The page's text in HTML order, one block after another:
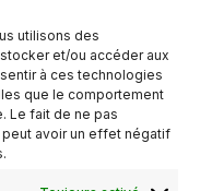
utilisons des
et/ou accéder aux
à ces technologies
que le comportement
Le fait de ne pas
avoir un effet négatif
Calendrier Google
en Champagne
du club